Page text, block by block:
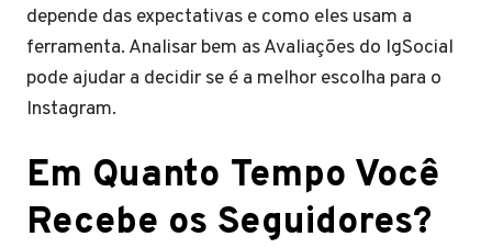
depende das expectativas e como eles usam a
ferramenta. Analisar bem as Avaliações do IgSocial
pode ajudar a decidir se é a melhor escolha para o
Instagram.
Em Quanto Tempo Você
Recebe os Seguidores?